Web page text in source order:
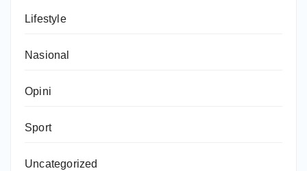
Lifestyle
Nasional
Opini
Sport
Uncategorized